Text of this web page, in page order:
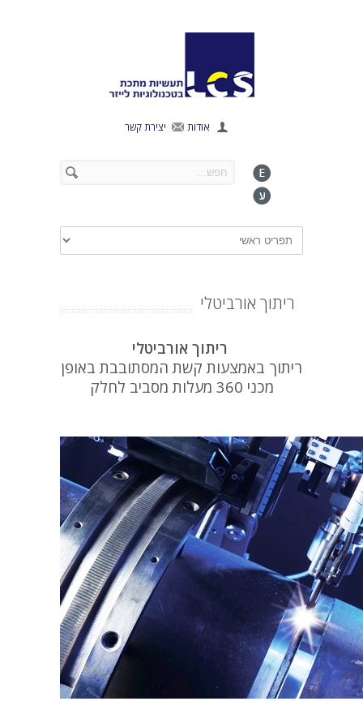
אודות יצירת קשר
ריתוך אורביטלי
ריתוך באמצעות קשת המסתובבת באופן
מכני 360 מעלות מסביב לחלק